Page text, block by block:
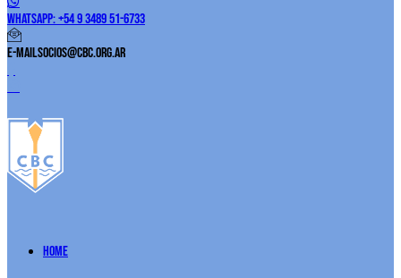
WhatsApp:+54 9 3489 51-6733
E-Mailsocios@cbc.org.ar
Home